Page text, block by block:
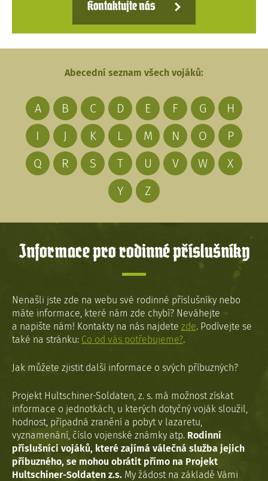
Kontaktujte nás
Abecední seznam všech vojáků:
A B C D E F G
H
I
J K L M N O
P
Q
R S T U V W
X
Y
Z
Informace pro rodinné příslušníky
Nenašli jste zde na webu své rodinné příslušníky nebo
máte informace, které nám zde chybí? Neváhejte
a napište nám! Kontakty na nás najdete zde. Podívejte se
také na stránku: Co od vás potřebujeme?.
Jak můžete zjistit další informace o svých příbuzných?
Projekt Hultschiner-Soldaten, z. s. má možnost získat
informace o jednotkách, u kterých dotyčný voják sloužil,
hodnost, případná zranění a pobyt v lazaretu,
vyznamenání, číslo vojenské známky atp. Rodinní
příslušníci vojáků, které zajímá válečná služba jejich
příbuzného, se mohou obrátit přímo na Projekt
Hultschiner-Soldaten z.s. My žádost na základě Vámi